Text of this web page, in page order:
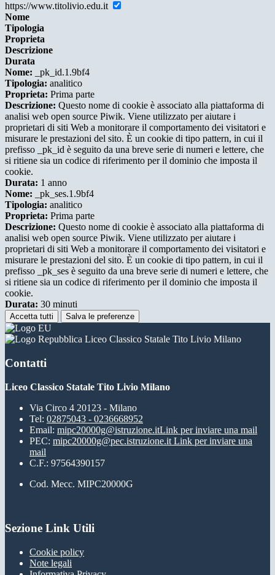
https://www.titolivio.edu.it
Nome
Tipologia
Proprieta
Descrizione
Durata
Nome: _pk_id.1.9bf4
Tipologia: analitico
Proprieta: Prima parte
Descrizione: Questo nome di cookie è associato alla piattaforma di
analisi web open source Piwik. Viene utilizzato per aiutare i
proprietari di siti Web a monitorare il comportamento dei visitatori e
misurare le prestazioni del sito. È un cookie di tipo pattern, in cui il
prefisso _pk_id è seguito da una breve serie di numeri e lettere, che
si ritiene sia un codice di riferimento per il dominio che imposta il
cookie.
Durata: 1 anno
Nome: _pk_ses.1.9bf4
Tipologia: analitico
Proprieta: Prima parte
Descrizione: Questo nome di cookie è associato alla piattaforma di
analisi web open source Piwik. Viene utilizzato per aiutare i
proprietari di siti Web a monitorare il comportamento dei visitatori e
misurare le prestazioni del sito. È un cookie di tipo pattern, in cui il
prefisso _pk_ses è seguito da una breve serie di numeri e lettere, che
si ritiene sia un codice di riferimento per il dominio che imposta il
cookie.
Durata: 30 minuti
Accetta tutti Salva le preferenze
Liceo Classico Statale Tito Livio Milano
Contatti
Liceo Classico Statale Tito Livio Milano
Via Circo 4 20123 - Milano
Tel: 02875043 - 0236668952
Email: mipc20000g@istruzione.itLink per inviare una mail
PEC: mipc20000g@pec.istruzione.it Link per inviare una
mail
C.F.: 97564390157
Cod. Mecc. MIPC20000G
Sezione Link Utili
Cookie policy
Note legali